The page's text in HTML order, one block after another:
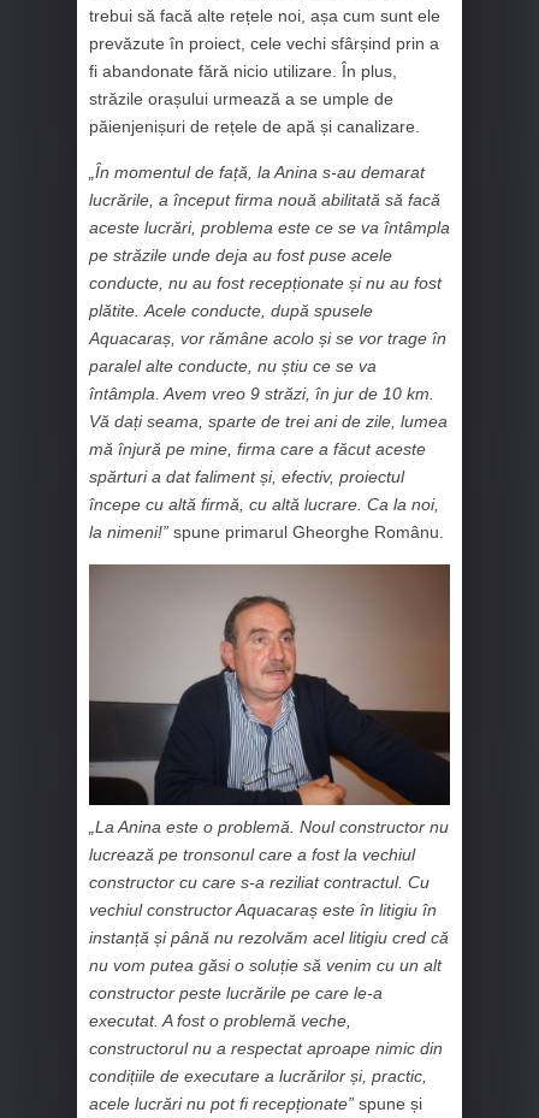
trebui să facă alte rețele noi, așa cum sunt ele
prevăzute în proiect, cele vechi sfârșind prin a
fi abandonate fără nicio utilizare. În plus,
străzile orașului urmează a se umple de
păienjenișuri de rețele de apă și canalizare.
„În momentul de față, la Anina s-au demarat
lucrările, a început firma nouă abilitată să facă
aceste lucrări, problema este ce se va întâmpla
pe străzile unde deja au fost puse acele
conducte, nu au fost recepționate și nu au fost
plătite. Acele conducte, după spusele
Aquacaraș, vor rămâne acolo și se vor trage în
paralel alte conducte, nu știu ce se va
întâmpla. Avem vreo 9 străzi, în jur de 10 km.
Vă dați seama, sparte de trei ani de zile, lumea
mă înjură pe mine, firma care a făcut aceste
spărturi a dat faliment și, efectiv, proiectul
începe cu altă firmă, cu altă lucrare. Ca la noi,
la nimeni!” spune primarul Gheorghe Românu.
„La Anina este o problemă. Noul constructor nu
lucrează pe tronsonul care a fost la vechiul
constructor cu care s-a reziliat contractul. Cu
vechiul constructor Aquacaraș este în litigiu în
instanță și până nu rezolvăm acel litigiu cred că
nu vom putea găsi o soluție să venim cu un alt
constructor peste lucrările pe care le-a
executat. A fost o problemă veche,
constructorul nu a respectat aproape nimic din
condițiile de executare a lucrărilor și, practic,
acele lucrări nu pot fi recepționate” spune și